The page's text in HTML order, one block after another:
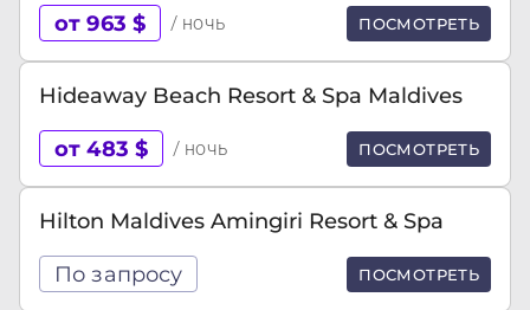
от 963 $ / ночь ПОСМОТРЕТЬ
Hideaway Beach Resort & Spa Maldives
от 483 $ / ночь ПОСМОТРЕТЬ
Hilton Maldives Amingiri Resort & Spa
По запросу ПОСМОТРЕТЬ